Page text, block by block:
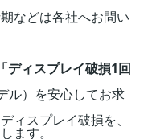
などは各社へお問い
ィスプレイ破損1回
ル）を安心してお求
ィスプレイ破損を、
ます。